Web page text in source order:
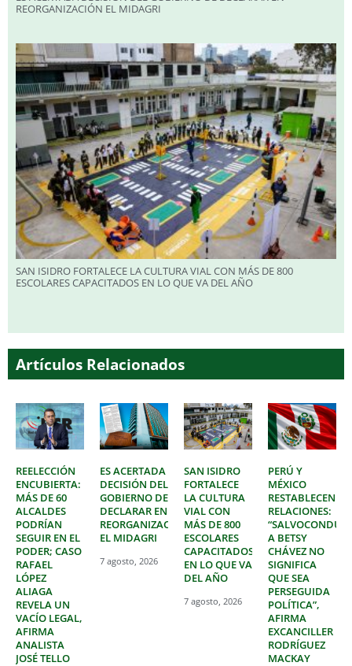
REORGANIZACIÓN EL MIDAGRI
SAN ISIDRO FORTALECE LA CULTURA VIAL CON MÁS DE 800
ESCOLARES CAPACITADOS EN LO QUE VA DEL AÑO
Artículos Relacionados
REELECCIÓN
ENCUBIERTA:
MÁS DE 60
ALCALDES
PODRÍAN
SEGUIR EN EL
PODER; CASO
RAFAEL
LÓPEZ
ALIAGA
REVELA UN
VACÍO LEGAL,
AFIRMA
ANALISTA
JOSÉ TELLO
ES ACERTADA
DECISIÓN DEL
GOBIERNO DE
DECLARAR EN
REORGANIZACIÓN
EL MIDAGRI
7 agosto, 2026
SAN ISIDRO
FORTALECE
LA CULTURA
VIAL CON
MÁS DE 800
ESCOLARES
CAPACITADOS
EN LO QUE VA
DEL AÑO
7 agosto, 2026
PERÚ Y
MÉXICO
RESTABLECEN
RELACIONES:
A BETSY
CHÁVEZ NO
SIGNIFICA
QUE SEA
PERSEGUIDA
POLÍTICA”,
AFIRMA
EXCANCILLER
RODRÍGUEZ
MACKAY